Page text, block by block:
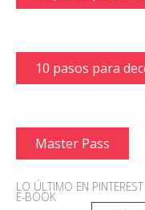
10 pasos para
Master Pass
LO ÚLTIMO EN PINTEREST
E-BOOK